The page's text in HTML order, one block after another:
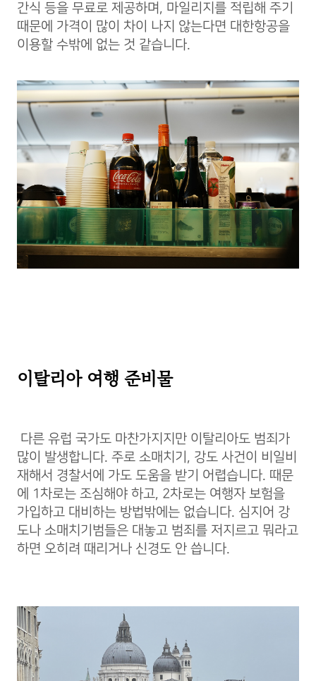
간식 등을 무료로 제공하며, 마일리지를 적립해 주기
때문에 가격이 많이 차이 나지 않는다면 대한항공을
이용할 수밖에 없는 것 같습니다.
이탈리아여행 준비물
다른 유럽 국가도 마찬가지지만 이탈리아도 범죄가
많이 발생합니다. 주로 소매치기, 강도 사건이 비일비
재해서 경찰서에 가도 도움을 받기 어렵습니다. 때문
에 1차로는 조심해야 하고, 2차로는 여행자 보험을
가입하고 대비하는 방법밖에는 없습니다. 심지어 강
도나 소매치기범들은 대놓고 범죄를 저지르고 뭐라고
하면 오히려 때리거나 신경도 안 씁니다.